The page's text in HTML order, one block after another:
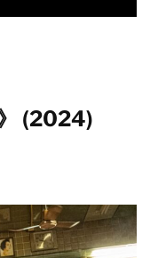
(2024)